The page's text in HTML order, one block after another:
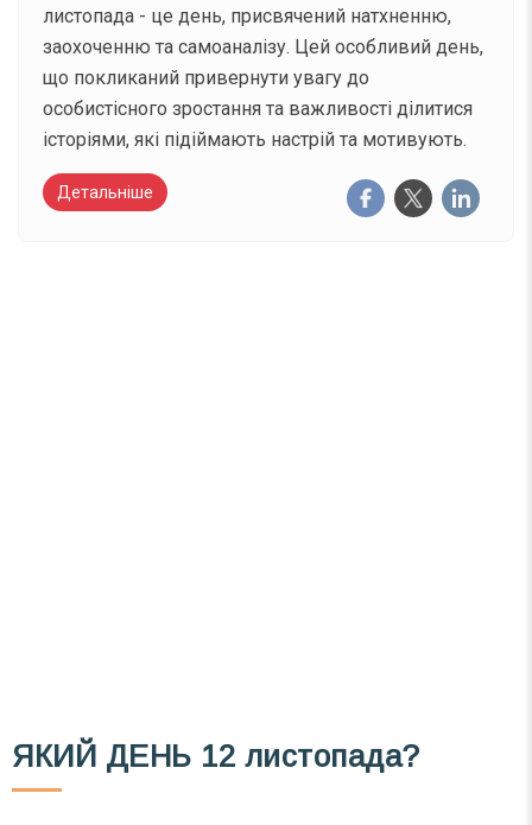
листопада - це день, присвячений натхненню,
заохоченню та самоаналізу. Цей особливий день,
що покликаний привернути увагу до
особистісного зростання та важливості ділитися
історіями, які підіймають настрій та мотивують.
Детальніше
ЯКИЙ ДЕНЬ 12 листопада?